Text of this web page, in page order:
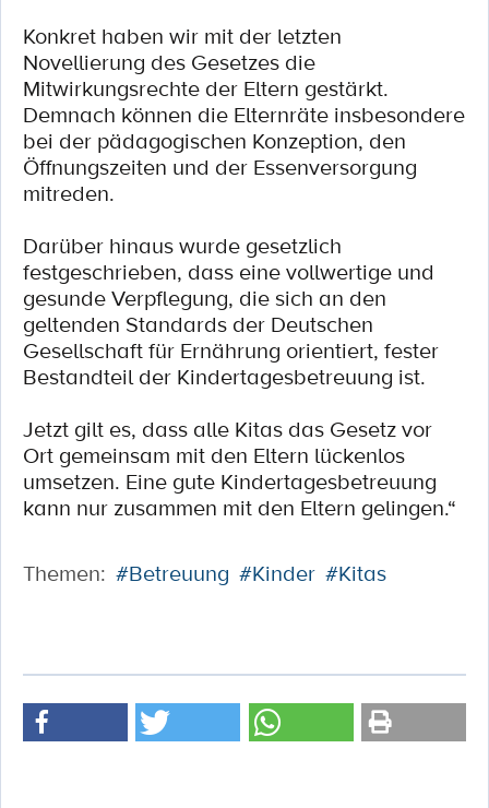
Konkret haben wir mit der letzten
Novellierung des Gesetzes die
Mitwirkungsrechte der Eltern gestärkt.
Demnach können die Elternräte insbesondere
bei der pädagogischen Konzeption, den
Öffnungszeiten und der Essenversorgung
mitreden.
Darüber hinaus wurde gesetzlich
festgeschrieben, dass eine vollwertige und
gesunde Verpflegung, die sich an den
geltenden Standards der Deutschen
Gesellschaft für Ernährung orientiert, fester
Bestandteil der Kindertagesbetreuung ist.
Jetzt gilt es, dass alle Kitas das Gesetz vor
Ort gemeinsam mit den Eltern lückenlos
umsetzen. Eine gute Kindertagesbetreuung
kann nur zusammen mit den Eltern gelingen.“
Themen: #Betreuung #Kinder #Kitas